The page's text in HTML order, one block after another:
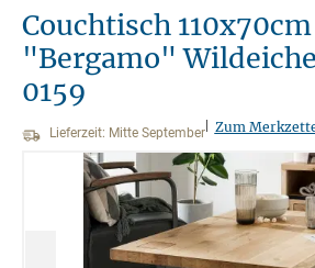
Couchtisch 110x70cm
"Bergamo"
0159
Lieferzeit: Mitte September Zum
Bildergalerie überspringen